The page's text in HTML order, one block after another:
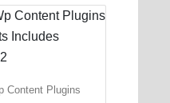
Content Plugins